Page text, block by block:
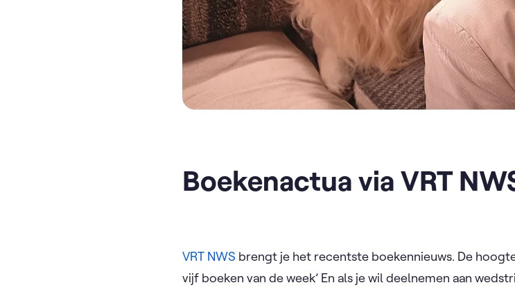
Boekenactua via VRT
VRT NWS brengt je het recentste boekennieuws. De
vijf boeken van de week’ En als je wil deelnemen aan